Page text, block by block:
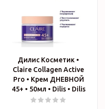
Дилис Косметик •
Claire Collagen Active
Pro • Крем ДНЕВНОЙ
45+ • 50мл • Dilis • Dilis